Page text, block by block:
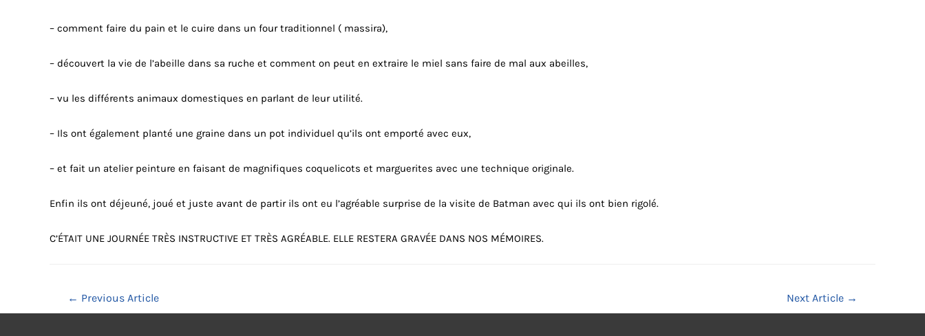
– ⁠comment faire du pain et le cuire dans un four traditionnel ( massira),
– ⁠découvert la vie de l’abeille dans sa ruche et comment on peut en extraire le miel sans faire de mal aux abeilles,
– ⁠vu les différents animaux domestiques en parlant de leur utilité.
– ⁠Ils ont également planté une graine dans un pot individuel qu’ils ont emporté avec eux,
– ⁠et fait un atelier peinture en faisant de magnifiques coquelicots et marguerites avec une technique originale.
Enfin ils ont déjeuné, joué et juste avant de partir ils ont eu l’agréable surprise de la visite de Batman avec qui ils ont bien rigolé.
C’ÉTAIT UNE JOURNÉE TRÈS INSTRUCTIVE ET TRÈS AGRÉABLE. ELLE RESTERA GRAVÉE DANS NOS MÉMOIRES.
Navigation
← Previous Article Next Article →